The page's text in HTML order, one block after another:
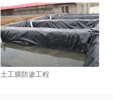
土工膜防渗工程